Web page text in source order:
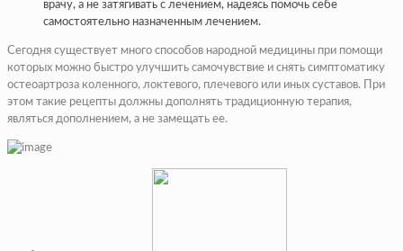
врачу, а не затягивать с лечением, надеясь помочь себе
самостоятельно назначенным лечением.
Сегодня существует много способов народной медицины при помощи
которых можно быстро улучшить самочувствие и снять симптоматику
остеоартроза коленного, локтевого, плечевого или иных суставов. При
этом такие рецепты должны дополнять традиционную терапия,
являться дополнением, а не замещать ее.